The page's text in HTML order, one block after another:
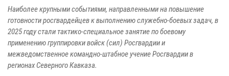
Наиболее крупными событиями, направленными на повышение
готовности росгвардейцев к выполнению служебно-боевых задач, в
2025 году стали тактико-специальное занятие по боевому
применению группировки войск (сил) Росгвардии и
межведомственное командно-штабное учение Росгвардии в
регионах Северного Кавказа.